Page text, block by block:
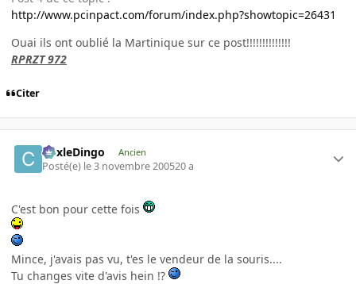
http://www.pcinpact.com/forum/index.php?showtopic=26431
Ouai ils ont oublié la Martinique sur ce post!!!!!!!!!!!!!!
RPRZT 972
Citer
CoxleDingo Ancien
Posté(e) le 3 novembre 200520 a
C'est bon pour cette fois
Mince, j'avais pas vu, t'es le vendeur de la souris....
Tu changes vite d'avis hein !?